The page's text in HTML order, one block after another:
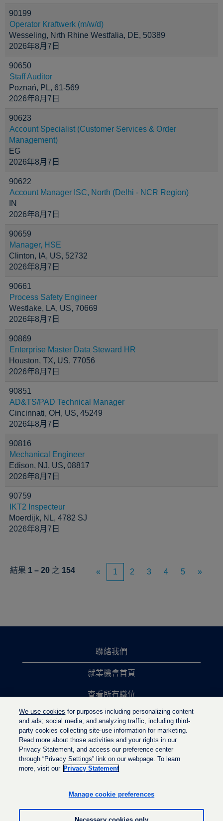
90199
Operator Kraftwerk (m/w/d)
Wesseling, Nrth Rhine Westfalia, DE, 50389
2026年8月7日
90650
Staff Auditor
Poznań, PL, 61-569
2026年8月7日
90623
Account Specialist (Customer Services & Order
Management)
EG
2026年8月7日
90622
Account Manager ISC, North (Delhi - NCR Region)
IN
2026年8月7日
90659
Manager, HSE
Clinton, IA, US, 52732
2026年8月7日
90661
Process Safety Engineer
Westlake, LA, US, 70669
2026年8月7日
90869
Enterprise Master Data Steward HR
Houston, TX, US, 77056
2026年8月7日
90851
AD&TS/PAD Technical Manager
Cincinnati, OH, US, 45249
2026年8月7日
90816
Mechanical Engineer
Edison, NJ, US, 08817
2026年8月7日
90759
IKT2 Inspecteur
Moerdijk, NL, 4782 SJ
2026年8月7日
結果 1 – 20 之 154 « 1 2 3 4 5 »
聯絡我們
就業機會首頁
查看所有職位
熱門職位搜尋
隱私權政策
的
引
標
的
引
We use cookies for purposes including personalizing content
and ads; social media; and analyzing traffic, including third-
party cookies collecting site-use information for marketing.
Read more about those activities and your rights in our
Privacy Statement, and access our preference center
through “Privacy Settings” link on our webpage. To learn
more, visit our Privacy Statement
Manage cookie preferences